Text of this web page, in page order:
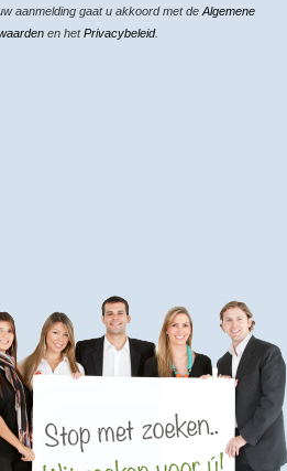
aanmelding gaat u akkoord met de Algemene
en hetPrivacybeleid.